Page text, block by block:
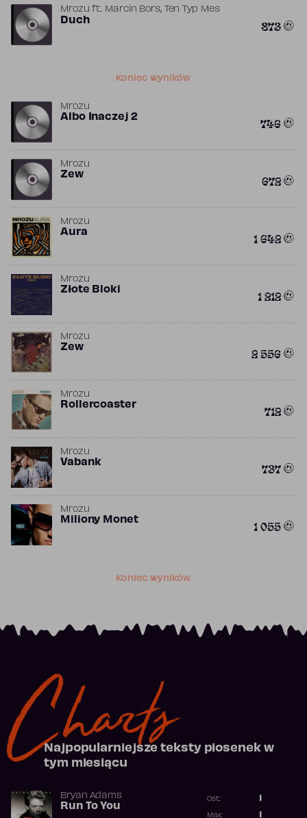
Mrozu ft. Marcin Bors, Ten Typ Mes
Duch 873
Koniec wyników
Mrozu
Albo Inaczej 2 746
Mrozu
Zew 672
Mrozu
Aura 1 642
Mrozu
Złote Bloki 1 212
Mrozu
Zew 2 556
Mrozu
Rollercoaster 712
Mrozu
Vabank 737
Mrozu
Miliony Monet 1 055
Koniec wyników
Charts
Najpopularniejsze teksty piosenek w
tym miesiącu
Bryan Adams
Run To You
Ost.:
Max: